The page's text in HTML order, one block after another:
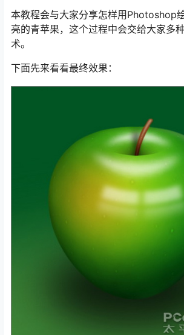
本教程会与大家分享怎样用Photoshop
亮的青苹果，这个过程中会交给大家多
术。
下面先来看看最终效果：